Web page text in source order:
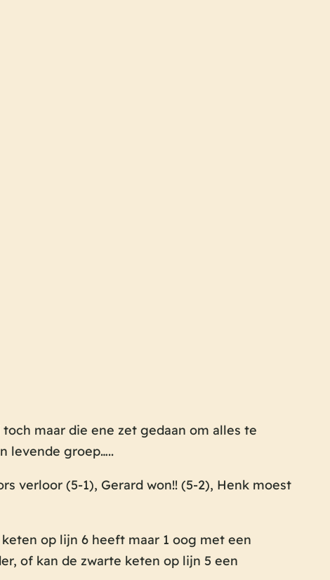
maar die ene zet gedaan om alles te
levende groep…..
verloor (5-1), Gerard won!! (5-2), Henk moest
op lijn 6 heeft maar 1 oog met een
of kan de zwarte keten op lijn 5 een